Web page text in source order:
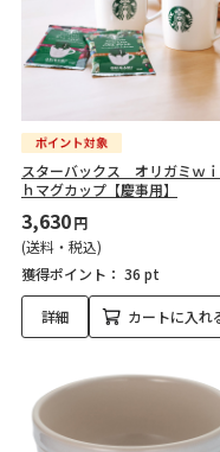
スターバックス オリガミｗｉ
ｈマグカップ【慶事用】
3,630円
(送料・税込)
獲得ポイント： 36 pt
詳細 カートに入れ